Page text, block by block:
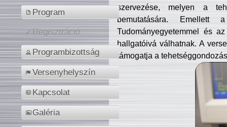
Program
Regisztráció
Programbizottság
Versenyhelyszín
Kapcsolat
Galéria
szervezése, melyen a
bemutatására. Emellett
Tudományegyetemmel és
hallgatóivá válhatnak. A
támogatja a